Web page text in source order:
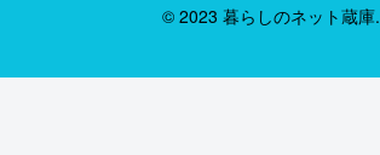
© 2023 暮らしのネット蔵庫.